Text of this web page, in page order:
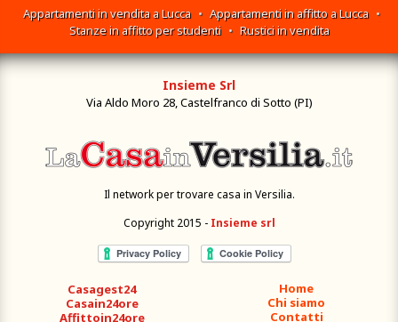
Appartamenti in vendita a Lucca • Appartamenti in affitto a Lucca •
Stanze in affitto per studenti • Rustici in vendita
Insieme Srl
Via Aldo Moro 28, Castelfranco di Sotto (PI)
Il network per trovare casa in Versilia.
Copyright 2015 - Insieme srl
Home
Chi siamo
Contatti
Casagest24
Casain24ore
Affittoin24ore